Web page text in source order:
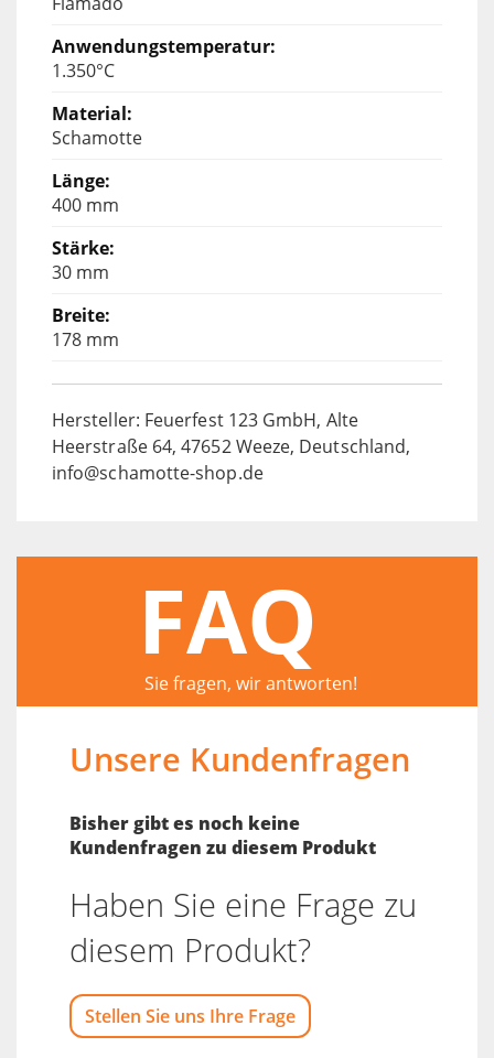
1.350°C
Schamotte
400 mm
30 mm
178 mm
Hersteller: Feuerfest 123 GmbH, Alte
Heerstraße 64, 47652 Weeze, Deutschland,
info@schamotte-shop.de
FAQ
Sie fragen, wir antworten!
Unsere Kundenfragen
Bisher gibt es noch keine
Kundenfragen zu diesem Produkt
Haben Sie eine Frage zu
diesem Produkt?
Stellen Sie uns Ihre Frage